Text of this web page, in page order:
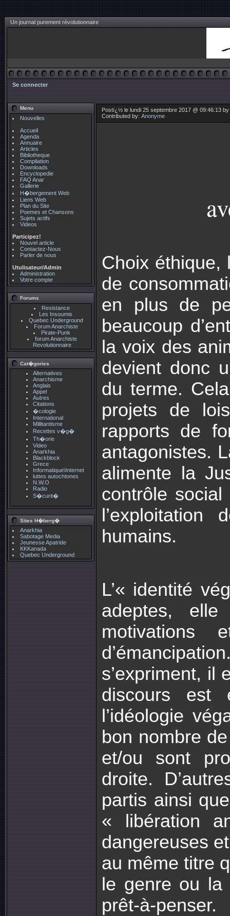
Un journal purement révolutionnaire
Se connecter
Menu
Nouvelles
Accueil
Agenda
Annuaire
Articles
Bibliotheque
Compilation
Downloads
Encyclopedie
FAQ Anar
Gallerie
H�bergement Web
Liens Web
Plan du Site
Poemes et Chansons
Sujets actifs
Videos
Participez!
Nouvel article
Contactez-Nous
Parler de nous
Utulisateur/Admin
Administration
Votre compte
Forums
Resistance
Les Insoumis
Quebec Underground
Forum Anarchiste
Pirate-Punk
forum Anarchiste
Revolutionnaire
Cat�gories
Alternatives
Anarchisme
Anglais
Appel
Autres
Citations
�cologie
International
Millitantisme
Recettes v�g�
Th�orie
Video
Anarkhia
Blackblock
Grece
Informatique\Internet
luttes autochtones
N.W.O
Radio
S�curit�
Sites H�berg�
Anarkhia
Sabotage Media
Jeunesse Apatride
KKKanada
Quebec Underground
Postï¿½ le lundi 25 septembre 2017 @ 09:46:13 by
Contributed by: Anonyme
Choix éthique,
de
en plus de
beaucoup
la voix des
devient donc
du terme.
projets de
rapports de
antagonistes.
alimente la
contrôle
humains.
L’« identité
adeptes,
motivations
s’expriment, il
discours est
l’idéologie
bon nombre
et/ou sont
droite.
partis ainsi
« libération
dangereuses
au même titre
le genre ou
prêt-à-penser.